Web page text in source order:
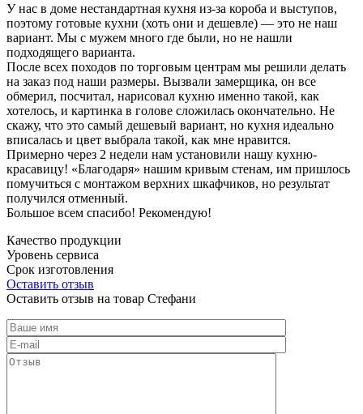
У нас в доме нестандартная кухня из-за короба и выступов,
поэтому готовые кухни (хоть они и дешевле) — это не наш
вариант. Мы с мужем много где были, но не нашли
подходящего варианта.
После всех походов по торговым центрам мы решили делать
на заказ под наши размеры. Вызвали замерщика, он все
обмерил, посчитал, нарисовал кухню именно такой, как
хотелось, и картинка в голове сложилась окончательно. Не
скажу, что это самый дешевый вариант, но кухня идеально
вписалась и цвет выбрала такой, как мне нравится.
Примерно через 2 недели нам установили нашу кухню-
красавицу! «Благодаря» нашим кривым стенам, им пришлось
помучиться с монтажом верхних шкафчиков, но результат
получился отменный.
Большое всем спасибо! Рекомендую!
Качество продукции
Уровень сервиса
Срок изготовления
Оставить отзыв
Оставить отзыв на товар Стефани